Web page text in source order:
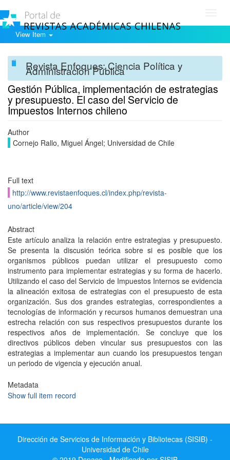
View Item
Revista Enfoques: Ciencia Política y
Administración Pública
Gestión Pública, implementación de estrategias
y presupuesto. El caso del Servicio de
Impuestos Internos chileno
Author
Cornejo Rallo, Miguel Ángel; Universidad de Chile
Full text
http://www.revistaenfoques.cl/index.php/revista-
uno/article/view/204
Abstract
Este artículo analiza la relación entre estrategias y presupuesto.
Se presenta la discusión teórica sobre si es posible que los
organismos públicos puedan utilizar el presupuesto como
instrumento para implementar estrategias y su forma de hacerlo.
Utilizando el caso del Servicio de Impuestos Internos se evidencia
la alineación exitosa de estrategias con el presupuesto de esta
organización. Sus dos grandes estrategias, correspondientes a
tecnologías de información y recursos humanos demuestran una
estrecha relación con sus respectivos presupuestos durante los
respectivos años de implementación. Se concluye que los
directivos públicos deben vincular sus presupuestos con las
estrategias a implementar aun cuando los presupuestos tengan
un periodo de vigencia y ejecución anual.
Metadata
Show full item record
Dirección de Servicios de Información y Bibliotecas (SISIB) -
Universidad de Chile